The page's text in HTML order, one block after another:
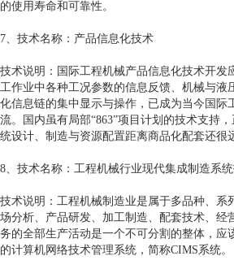
的使用寿命和可靠性。
7、技术名称：产品信息化技术
技术说明：国际工程机械产品信息化技术开发
工作业中各种工况参数的信息反馈、机械与液
化信息链的集中显示与操作，已成为当今国际
流。国内虽有局部“863”项目计划的技术支持
统设计、制造与资源配置距离商品化配套还很
8、技术名称：工程机械行业现代集成制造系
技术说明：工程机械制造业是属于多品种、系
场分析、产品研发、加工制造、配套技术、经
务的全部生产活动是一个不可分割的整体，应
的计算机网络技术管理系统，简称CIMS系统。